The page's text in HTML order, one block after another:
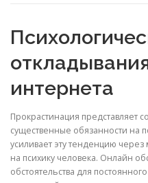
интернета
Прокрастинация представляет
существенные обязанности на
усиливает эту тенденцию
на психику человека. Онлайн
обстоятельства для